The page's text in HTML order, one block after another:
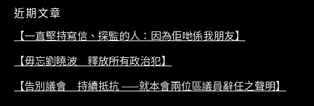
近期文章
【一直堅持寫信、探監的人：因為佢哋係我朋友】
【毋忘劉曉波 釋放所有政治犯】
【告別議會 持續抵抗 ——就本會兩位區議員辭任之聲明】